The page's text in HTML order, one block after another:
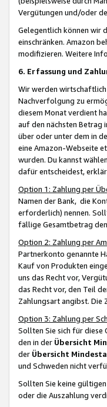
Vergütungen und/oder
Gelegentlich können wir
einschränken. Amazon
modifizieren. Weitere
6. Erfassung und
Wir werden
Nachverfolgung zu
diesem Monat verdient
auf den nächsten Betrag
über oder unter dem in
eine Amazon-Webseite
wurden. Du kannst
dafür entscheidest,
Option 1: Zahlung per
Namen der Bank, die
erforderlich) nennen.
fällige Gesamtbetrag
Option 2: Zahlung per
Partnerkonto genannte
Kauf von Produkten
uns das Recht vor,
das Recht vor, den Teil
Zahlungsart angibst. Die
Option 3: Zahlung per
Sollten Sie sich für diese
den in der Übersicht
der Übersicht
und Schweden nicht
Sollten Sie keine
oder die Auszahlung